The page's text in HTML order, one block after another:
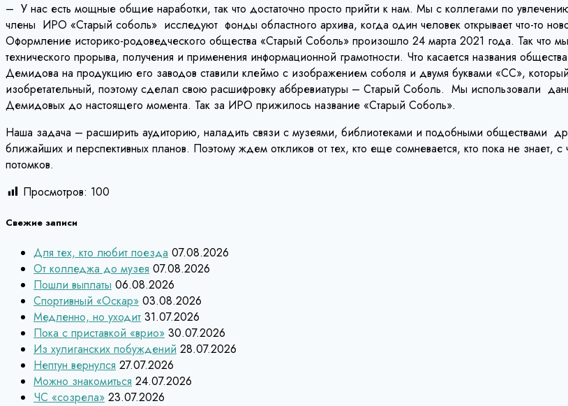
– У нас есть мощные общие наработки, так что достаточно просто прийти к нам. Мы с коллегами по
члены ИРО «Старый соболь» исследуют фонды областного архива, когда один человек открывает что-то
Оформление историко-родоведческого общества «Старый Соболь» произошло 24 марта 2021 года. Так что
технического прорыва, получения и применения информационной грамотности. Что касается названия
Демидова на продукцию его заводов ставили клеймо с изображением соболя и двумя буквами «СС»,
изобретательный, поэтому сделал свою расшифровку аббревиатуры – Старый Соболь. Мы использовали
Демидовых до настоящего момента. Так за ИРО прижилось название «Старый Соболь».
Наша задача – расширить аудиторию, наладить связи с музеями, библиотеками и подобными обществами
ближайших и перспективных планов. Поэтому ждем откликов от тех, кто еще сомневается, кто пока не
потомков.
Просмотров: 100
Свежие записи
Для тех, кто любит поезда 07.08.2026
От колледжа до музея 07.08.2026
Пошли выплаты 06.08.2026
Спортивный «Оскар» 03.08.2026
Медленно, но уходит 31.07.2026
Пока с приставкой «врио» 30.07.2026
Из хулиганских побуждений 28.07.2026
Нептун вернулся 27.07.2026
Можно знакомиться 24.07.2026
ЧС «созрела» 23.07.2026